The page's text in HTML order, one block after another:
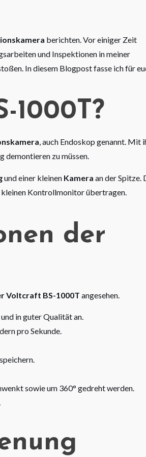
berichten. Vor einiger Zeit
und Inspektionen in meiner
In diesem Blogpost fasse ich für
1000T?
, auch Endoskop genannt. Mit
demontieren zu müssen.
und einer kleinen Kamera an der Spitze.
Kontrollmonitor übertragen.
der
Voltcraft BS-1000T angesehen.
in guter Qualität an.
pro Sekunde.
sowie um 360° gedreht werden.